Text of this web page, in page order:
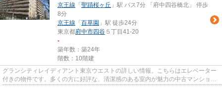
京王線 「 聖蹟桜ヶ丘 」駅 バス7分 「府中四谷橋北」 停歩
8分
京王線 「 百草園 」駅 徒歩24分
東京都府中市四谷 ５丁目41-20
-
築年数：築24年
階数：10階建
グランシティレイディアント東京ウエストの詳しい情報。こちらはエレベーター
付きの物件です。多くの方に好評な、清潔感のある室内が魅力の中古マンション